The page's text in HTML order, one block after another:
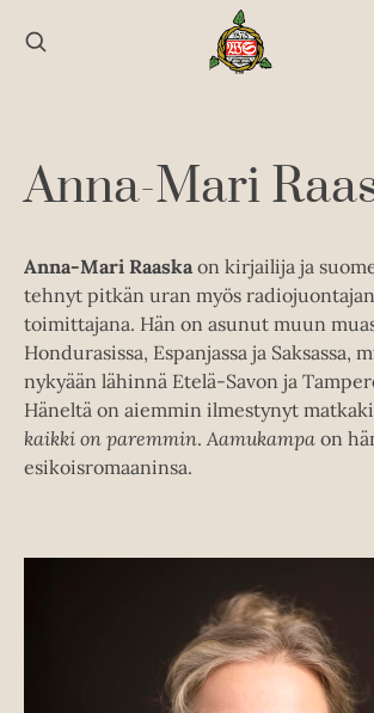
sisältöön
Anna-Mari
Anna-Mari Raaska on kirjailija ja
tehnyt pitkän uran myös
toimittajana. Hän on asunut muun
Hondurasissa, Espanjassa ja Saksassa,
nykyään lähinnä Etelä-Savon ja
Häneltä on aiemmin ilmestynyt
kaikki on paremmin. Aamukampa on
esikoisromaaninsa.